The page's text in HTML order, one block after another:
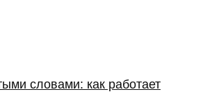
словами: как работает